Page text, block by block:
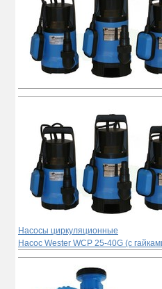
Насосы циркуляционные
Насос Wester WСP 25-40G (с